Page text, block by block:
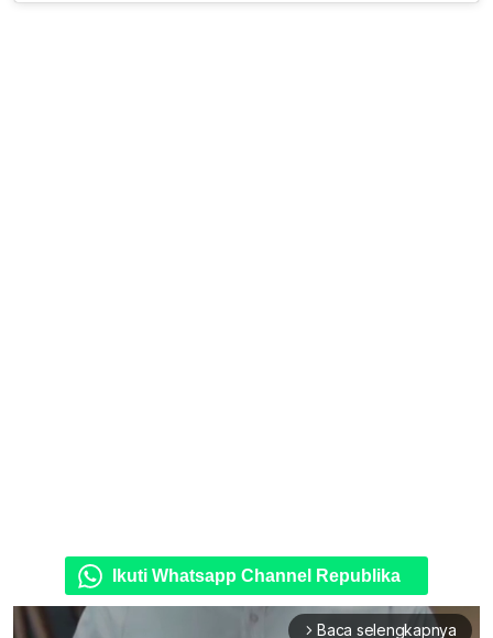
Ikuti Whatsapp Channel Republika
arrow_forward_ios Baca selengkapnya